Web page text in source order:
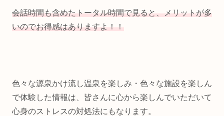
会話時間も含めたトータル時間で見ると、メリットが多
いのでお得感はありますよ！！
色々な源泉かけ流し温泉を楽しみ・色々な施設を楽しん
で体験した情報は、皆さんに心から楽しんでいただいて
心身のストレスの対処法にもなります。